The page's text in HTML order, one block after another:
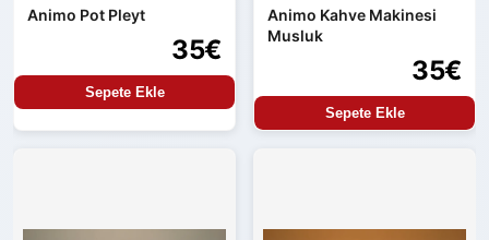
Animo Pot Pleyt
35€
Sepete Ekle
Animo Kahve Makinesi
Musluk
35€
Sepete Ekle